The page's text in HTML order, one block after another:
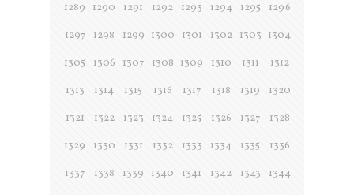
1289
1290 1291 1292 1293 1294 1295
1296
1297
1298 1299 1300 1301 1302 1303 1304
1305
1306 1307 1308 1309 1310 1311
1312
1313
1314 1315 1316 1317 1318 1319
1320
1321
1322 1323 1324 1325 1326 1327
1328
1329
1330 1331 1332 1333 1334 1335
1336
1337
1338 1339 1340 1341 1342 1343
1344